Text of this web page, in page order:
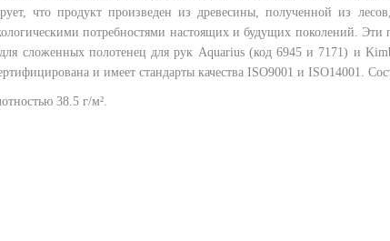
что продукт произведен из древесины, полученной из
потребностями настоящих и будущих поколений.
сложенных полотенец для рук Aquarius (код 6945 и 7171) и
и имеет стандарты качества ISO9001 и ISO14001.
38.5 г/м².